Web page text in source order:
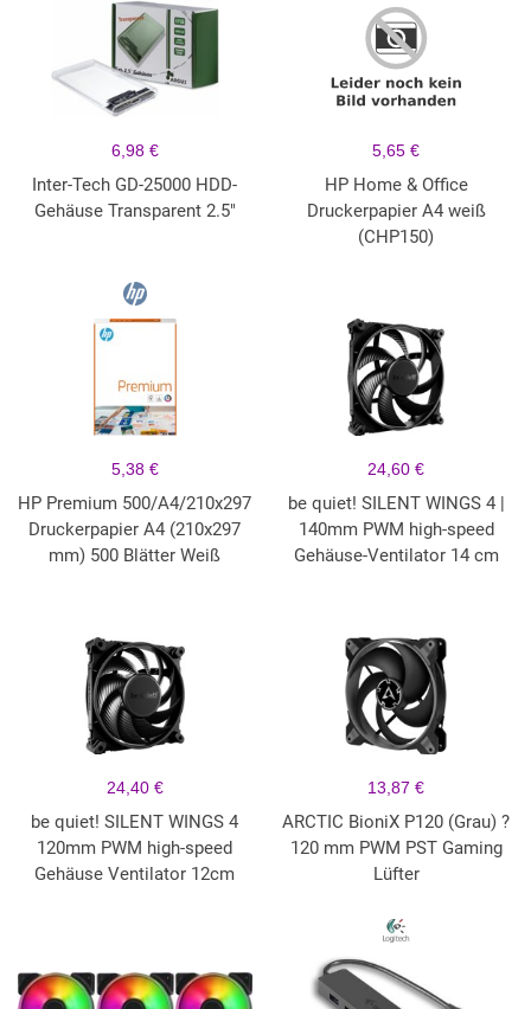
6,98 €
Inter-Tech GD-25000 HDD-
Gehäuse Transparent 2.5"
5,65 €
HP Home & Office
Druckerpapier A4 weiß
(CHP150)
5,38 €
HP Premium 500/A4/210x297
Druckerpapier A4 (210x297
mm) 500 Blätter Weiß
24,60 €
be quiet! SILENT WINGS 4 |
140mm PWM high-speed
Gehäuse-Ventilator 14 cm
24,40 €
be quiet! SILENT WINGS 4
120mm PWM high-speed
Gehäuse Ventilator 12cm
13,87 €
ARCTIC BioniX P120 (Grau) ?
120 mm PWM PST Gaming
Lüfter